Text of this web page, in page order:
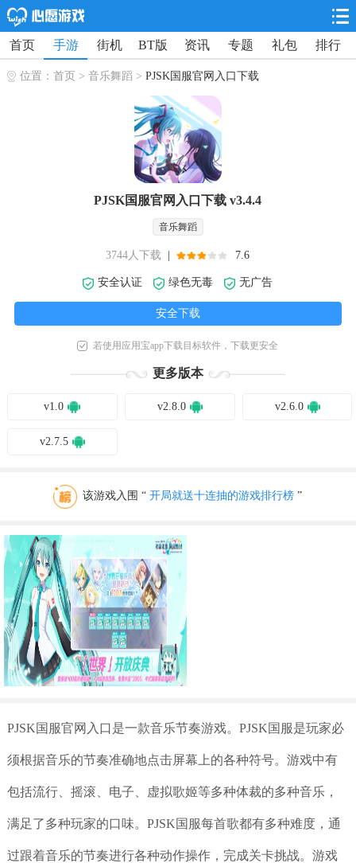
首页 手游 街机 BT版 资讯 专题 礼包 排行
位置： 首页 > 音乐舞蹈 > PJSK国服官网入口下载
PJSK国服官网入口下载 v3.4.4
音乐舞蹈
3744人下载 | 7.6
安全认证 绿色无毒 无广告
安全下载
若使用应用宝app下载目标软件，下载更安全
更多版本
v1.0 v2.8.0 v2.6.0
v2.7.5
该游戏入围 “开局就送十连抽的游戏排行榜 ”
PJSK国服官网入口是一款音乐节奏游戏。PJSK国服是玩家必
须根据音乐的节奏准确地点击屏幕上的各种符号。游戏中有
包括流行、摇滚、电子、虚拟歌姬等多种体裁的多种音乐，
满足了多种玩家的口味。PJSK国服每首歌都有多种难度，通
过跟着音乐的节奏进行各种动作操作，完成关卡挑战。游戏